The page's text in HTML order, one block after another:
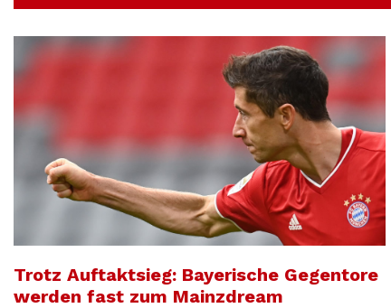
Trotz Auftaktsieg: Bayerische Gegentore
werden fast zum Mainzdream